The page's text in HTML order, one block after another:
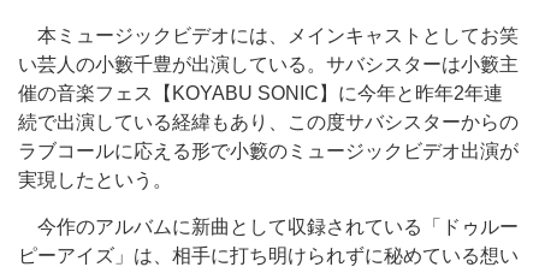
本ミュージックビデオには、メインキャストとしてお笑
い芸人の小籔千豊が出演している。サバシスターは小籔主
催の音楽フェス【KOYABU SONIC】に今年と昨年2年連
続で出演している経緯もあり、この度サバシスターからの
ラブコールに応える形で小籔のミュージックビデオ出演が
実現したという。
今作のアルバムに新曲として収録されている「ドゥルー
ピーアイズ」は、相手に打ち明けられずに秘めている想い